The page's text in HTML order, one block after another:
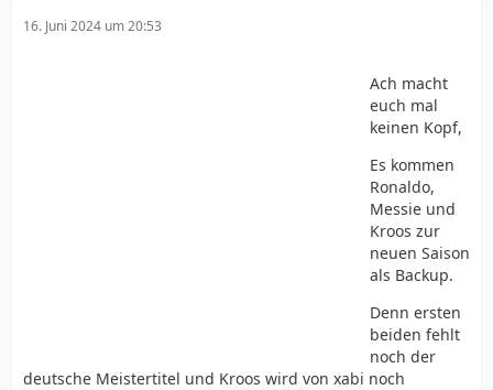
16. Juni 2024 um 20:53
Ach macht
euch mal
keinen Kopf,
Es kommen
Ronaldo,
Messie und
Kroos zur
neuen Saison
als Backup.
Denn ersten
beiden fehlt
noch der
deutsche Meistertitel und Kroos wird von xabi noch